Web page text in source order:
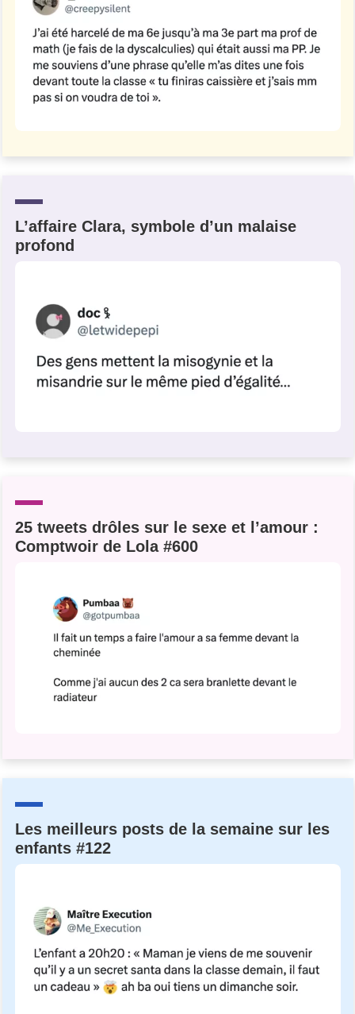
L’affaire Clara, symbole d’un malaise
profond
25 tweets drôles sur le sexe et l’amour :
Comptwoir de Lola #600
Les meilleurs posts de la semaine sur les
enfants #122